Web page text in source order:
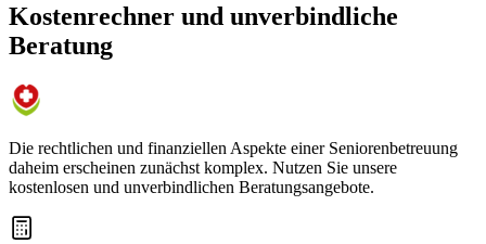
Kostenrechner und unverbindliche
Beratung
Die rechtlichen und finanziellen Aspekte einer Seniorenbetreuung
daheim erscheinen zunächst komplex. Nutzen Sie unsere
kostenlosen und unverbindlichen Beratungsangebote.